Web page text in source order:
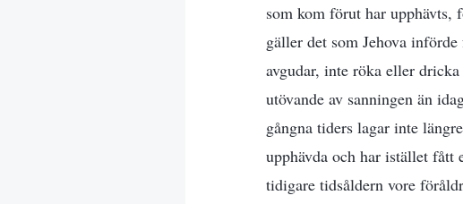
som kom förut har upphävts,
gäller det som Jehova
avgudar, inte röka eller
utövande av sanningen än
gångna tiders lagar inte
upphävda och har istället fått
tidigare tidsåldern vore